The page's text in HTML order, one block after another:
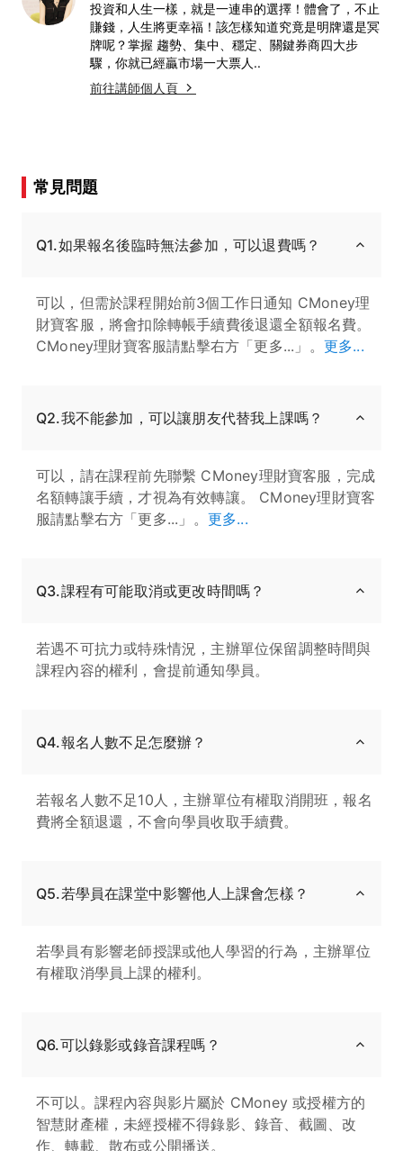
投資和人生一樣，就是一連串的選擇！體會了，不止
賺錢，人生將更幸福！該怎樣知道究竟是明牌還是冥
牌呢？掌握 趨勢、集中、穩定、關鍵券商四大步
驟，你就已經贏市場一大票人..
前往講師個人頁
常見問題
Q1.如果報名後臨時無法參加，可以退費嗎？
可以，但需於課程開始前3個工作日通知 CMoney理
財寶客服，將會扣除轉帳手續費後退還全額報名費。
CMoney理財寶客服請點擊右方「更多...」。 更多...
Q2.我不能參加，可以讓朋友代替我上課嗎？
可以，請在課程前先聯繫 CMoney理財寶客服，完成
名額轉讓手續，才視為有效轉讓。 CMoney理財寶客
服請點擊右方「更多...」。 更多...
Q3.課程有可能取消或更改時間嗎？
若遇不可抗力或特殊情況，主辦單位保留調整時間與
課程內容的權利，會提前通知學員。
Q4.報名人數不足怎麼辦？
若報名人數不足10人，主辦單位有權取消開班，報名
費將全額退還，不會向學員收取手續費。
Q5.若學員在課堂中影響他人上課會怎樣？
若學員有影響老師授課或他人學習的行為，主辦單位
有權取消學員上課的權利。
Q6.可以錄影或錄音課程嗎？
不可以。課程內容與影片屬於 CMoney 或授權方的
智慧財產權，未經授權不得錄影、錄音、截圖、改
作、轉載、散布或公開播送。